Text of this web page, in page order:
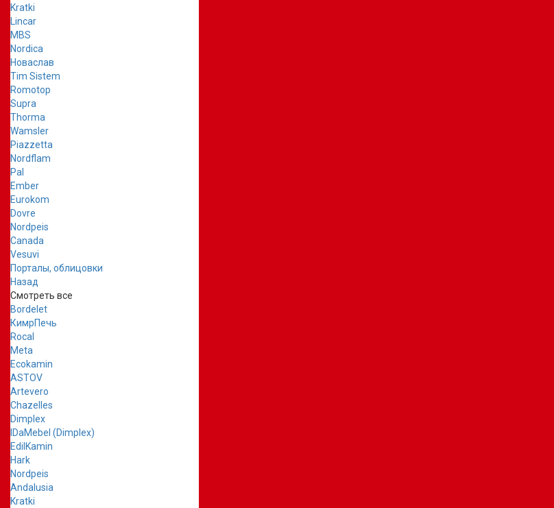
Kratki
Lincar
MBS
Nordica
Новаслав
Tim Sistem
Romotop
Supra
Thorma
Wamsler
Piazzetta
Nordflam
Pal
Ember
Eurokom
Dovre
Nordpeis
Canada
Vesuvi
Порталы, облицовки
Назад
Смотреть все
Bordelet
КимрПечь
Rocal
Meta
Ecokamin
ASTOV
Artevero
Chazelles
Dimplex
IDaMebel (Dimplex)
EdilKamin
Hark
Nordpeis
Andalusia
Kratki